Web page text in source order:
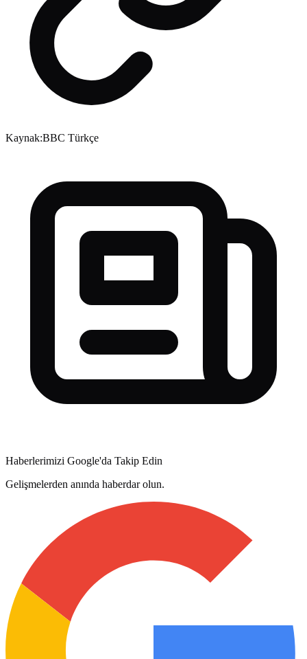
Kaynak:BBC Türkçe
Haberlerimizi Google'da Takip Edin
Gelişmelerden anında haberdar olun.